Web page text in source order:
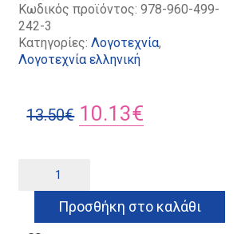
Κωδικός προϊόντος:978-960-499-
242-3
Κατηγορίες:Λογοτεχνία,
Λογοτεχνία ελληνική
13.50€ Original
13.50€.
10.13€
είναι:
10.13€.
ποσότητα
Προσθήκη στο καλάθι